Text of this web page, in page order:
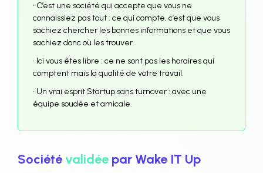
• C’est une société qui accepte que vous ne
connaissiez pas tout : ce qui compte, c’est que vous
sachiez chercher les bonnes informations et que vous
sachiez donc où les trouver.
• Ici vous êtes libre : ce ne sont pas les horaires qui
comptent mais la qualité de votre travail.
• Un vrai esprit Startup sans turnover : avec une
équipe soudée et amicale.
Sociétévalidée par Wake IT Up